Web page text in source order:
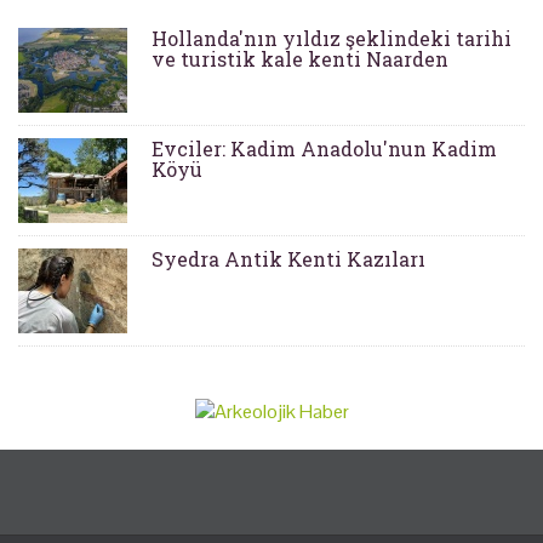
Hollanda'nın yıldız şeklindeki tarihi
ve turistik kale kenti Naarden
Evciler: Kadim Anadolu'nun Kadim
Köyü
Syedra Antik Kenti Kazıları